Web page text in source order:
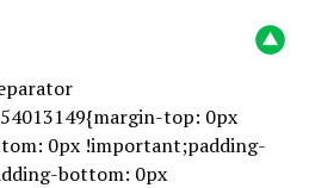
top: 0px
0px !important;padding-
bottom: 0px